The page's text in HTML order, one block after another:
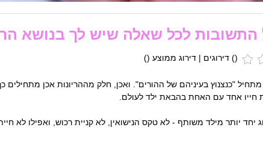
התשובות לכל שאלה שיש לך בנושא
() דירוגים | דירוג ממוצע ()
"כנצנוץ בעיניהם של ההורים". ואכן, חלק מההריונות אכן
חייו אחד עם האחת בהבאת ילד לעולם.
יחד יותר מילד משותף - לא טקס הנישואין, לא קניית רכוש, ואפילו לא